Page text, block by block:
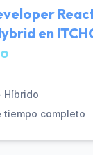
en
Híbrido
tiempo completo